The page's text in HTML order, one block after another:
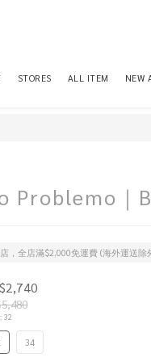
STORES ALL ITEM NEW
Problemo｜
，全店滿$2,000免運費 (海外運送除
: 32
34